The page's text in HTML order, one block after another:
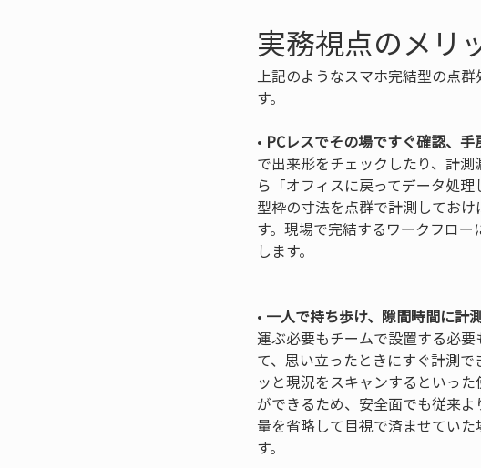
実務視点のメリ
上記のようなスマホ完結型の点
す。
• PCレスでその場ですぐ確認、手
で出来形をチェックしたり、計
ら「オフィスに戻ってデータ処
型枠の寸法を点群で計測してお
す。現場で完結するワークフロー
します。
• 一人で持ち歩け、隙間時間に計
運ぶ必要もチームで設置する必
て、思い立ったときにすぐ計測
ッと現況をスキャンするといっ
ができるため、安全面でも従来
量を省略して目視で済ませてい
す。